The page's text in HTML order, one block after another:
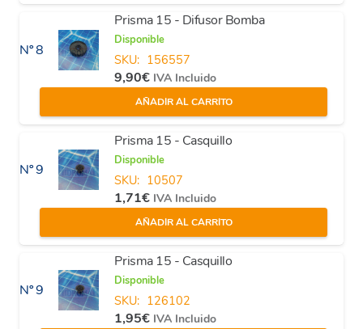
Nº 8
Prisma 15 - Difusor Bomba
Disponible
SKU: 156557
9,90€ IVA Incluido
AÑADIR AL CARRITO
Nº 9
Prisma 15 - Casquillo
Disponible
SKU: 10507
1,71€ IVA Incluido
AÑADIR AL CARRITO
Nº 9
Prisma 15 - Casquillo
Disponible
SKU: 126102
1,95€ IVA Incluido